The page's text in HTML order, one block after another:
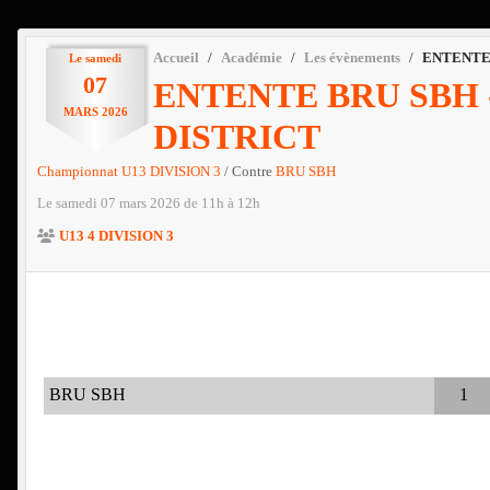
Le samedi
07
MARS 2026
Accueil Académie Les évènements
ENTENTE BRU
DISTRICT
Championnat U13 DIVISION 3 / Contre BRU SBH
Le samedi 07 mars 2026 de 11h à 12h
U13 4 DIVISION 3
BRU SBH 1